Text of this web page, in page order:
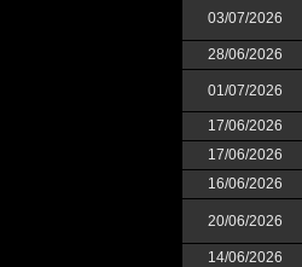
03/07/2026
28/06/2026
01/07/2026
17/06/2026
17/06/2026
16/06/2026
20/06/2026
14/06/2026